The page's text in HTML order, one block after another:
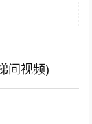
间视频)